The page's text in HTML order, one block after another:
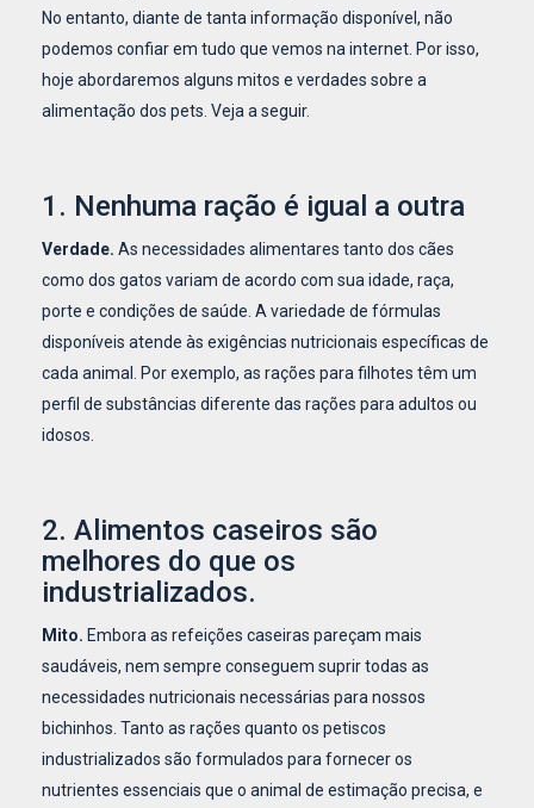
No entanto, diante de tanta informação disponível, não
podemos confiar em tudo que vemos na internet. Por isso,
hoje abordaremos alguns mitos e verdades sobre a
alimentação dos pets. Veja a seguir.
1. Nenhuma ração é igual a outra
Verdade. As necessidades alimentares tanto dos cães
como dos gatos variam de acordo com sua idade, raça,
porte e condições de saúde. A variedade de fórmulas
disponíveis atende às exigências nutricionais específicas de
cada animal. Por exemplo, as rações para filhotes têm um
perfil de substâncias diferente das rações para adultos ou
idosos.
2. Alimentos caseiros são
melhores do que os
industrializados.
Mito. Embora as refeições caseiras pareçam mais
saudáveis, nem sempre conseguem suprir todas as
necessidades nutricionais necessárias para nossos
bichinhos. Tanto as rações quanto os petiscos
industrializados são formulados para fornecer os
nutrientes essenciais que o animal de estimação precisa, e